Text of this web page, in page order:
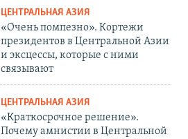
ЦЕНТРАЛЬНАЯ АЗИЯ
«Очень помпезно». Кортежи
президентов в Центральной Азии
и эксцессы, которые с ними
связывают
ЦЕНТРАЛЬНАЯ АЗИЯ
«Краткосрочное решение».
Почему амнистии в Центральной